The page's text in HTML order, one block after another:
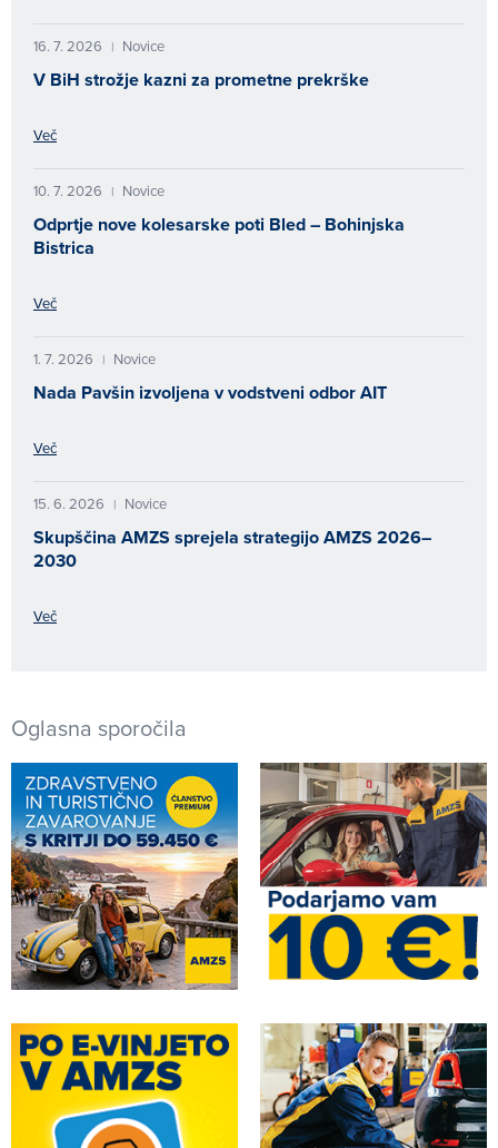
16. 7. 2026 | Novice
V BiH strožje kazni za prometne prekrške
Več
10. 7. 2026 | Novice
Odprtje nove kolesarske poti Bled – Bohinjska
Bistrica
Več
1. 7. 2026 | Novice
Nada Pavšin izvoljena v vodstveni odbor AIT
Več
15. 6. 2026 | Novice
Skupščina AMZS sprejela strategijo AMZS 2026–
2030
Več
Oglasna sporočila